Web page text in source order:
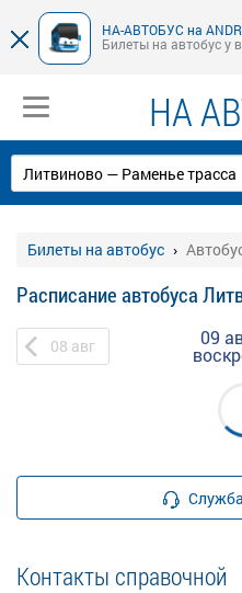
НА-АВТОБУС на
Билеты на автобус у
НА
Билеты на автобус
Расписание автобуса
08 авг 09
Контакты справочной